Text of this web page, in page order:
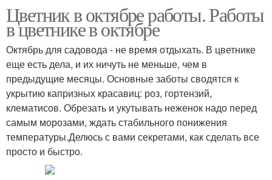
Цветник в октябре работы. Работы
в цветнике в октябре
Октябрь для садовода - не время отдыхать. В цветнике
еще есть дела, и их ничуть не меньше, чем в
предыдущие месяцы. Основные заботы сводятся к
укрытию капризных красавиц: роз, гортензий,
клематисов. Обрезать и укутывать неженок надо перед
самым морозами, ждать стабильного понижения
температуры.Делюсь с вами секретами, как сделать все
просто и быстро.